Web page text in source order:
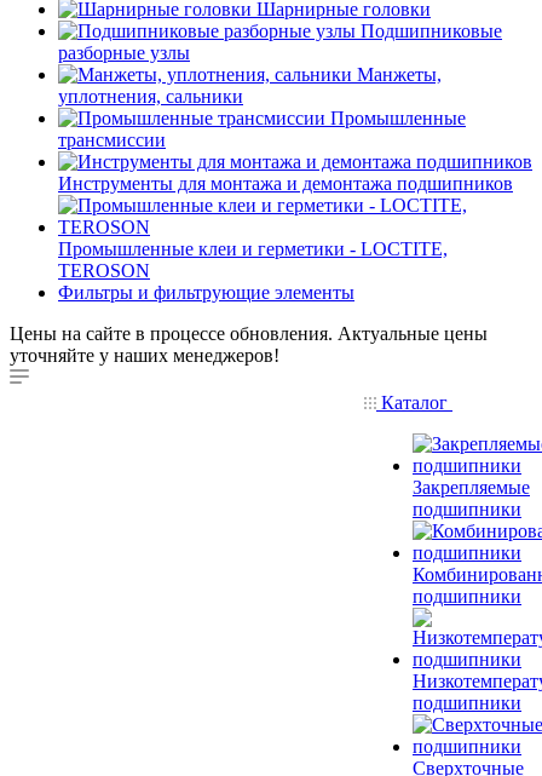
Шарнирные головки
Подшипниковые
разборные узлы
Манжеты,
уплотнения, сальники
Промышленные
трансмиссии
Инструменты для монтажа и демонтажа подшипников
Промышленные клеи и герметики - LOCTITE,
TEROSON
Фильтры и фильтрующие элементы
Цены на сайте в процессе обновления. Актуальные цены
уточняйте у наших менеджеров!
Каталог
Закрепляемые
подшипники
подшипники
подшипники
Сверхточные